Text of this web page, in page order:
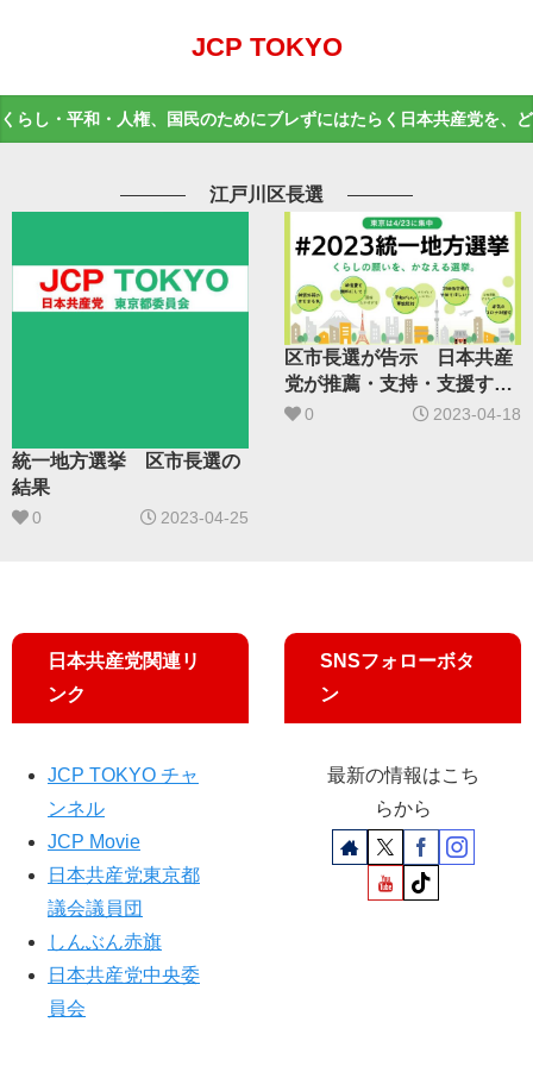
JCP TOKYO
くらし・平和・人権、国民のためにブレずにはたらく日本共産党を、
江戸川区長選
統一地方選挙 区市長選の
結果
0 2023-04-25
区市長選が告示 日本共産
党が推薦・支持・支援する
14氏
0 2023-04-18
日本共産党関連リ
ンク
JCP TOKYO チャ
ンネル
JCP Movie
日本共産党東京都
議会議員団
しんぶん赤旗
日本共産党中央委
員会
SNSフォローボタ
ン
最新の情報はこち
らから